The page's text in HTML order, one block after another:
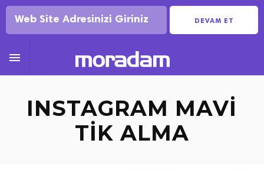
DEVAM ET

INSTAGRAM MAVI
TIK ALMA